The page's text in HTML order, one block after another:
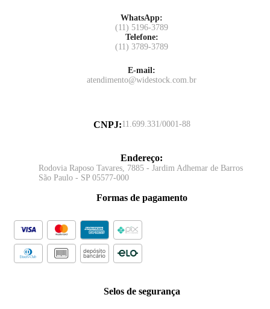
WhatsApp:
(11) 5196-3789
Telefone:
(11) 3789-3789
E-mail:
atendimento@widestock.com.br
CNPJ:11.699.331/0001-88
Endereço:
Rodovia Raposo Tavares, 7885 - Jardim Adhemar de Barros
São Paulo - SP 05577-000
Formas de pagamento
Selos de segurança